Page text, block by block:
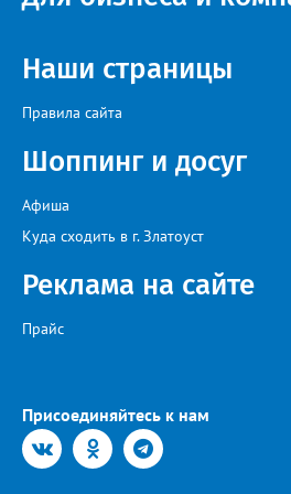
заинтересованными – от поставщика
Наши страницы
Правила сайта
Шоппинг и досуг
Афиша
Куда сходить в г. Златоуст
Реклама на сайте
Прайс
Присоединяйтесь к нам